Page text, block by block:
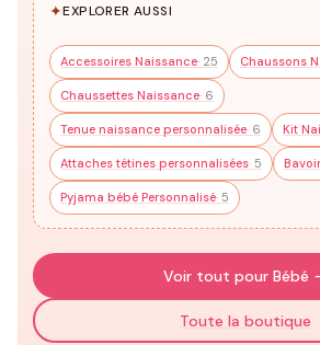
✦EXPLORER AUSSI
Accessoires Naissance· 25 Chaussons
Chaussettes Naissance· 6
Tenue naissance personnalisée· 6 Kit
Attaches tétines personnalisées· 5
Pyjama bébé Personnalisé· 5
Voir tout pour Bébé
Toute la boutique